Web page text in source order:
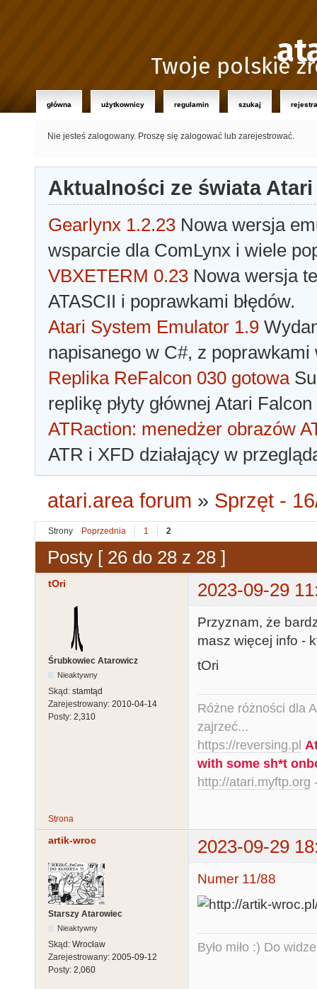
Twoje polskie
główna użytkownicy regulamin szukaj
Nie jesteś zalogowany. Proszę się zalogować lub zarejestrować.
Aktualności ze świata Atari
Gearlynx 1.2.23 Nowa wersja
wsparcie dla ComLynx i wiele
VBXETERM 0.23 Nowa wersja
ATASCII i poprawkami błędów.
Atari System Emulator 1.9
napisanego w C#, z poprawkami
Replika ReFalcon 030 gotowa
replikę płyty głównej Atari
ATRaction: menedżer obrazów
ATR i XFD działający w
atari.area forum » Sprzęt -
Strony Poprzednia 1 2
Posty [ 26 do 28 z 28 ]
tOri 2023-09-29
Śrubkowiec Atarowicz
Nieaktywny
Skąd: stamtąd
Zarejestrowany: 2010-04-14
Posty: 2,310
Przyznam, że
masz więcej info -
tOri
Różne różności dla
zajrzeć...
https://reversing.pl
with some sh*t
http://atari.myftp.org
Strona
artik-wroc 2023-09-29
Starszy Atarowiec
Nieaktywny
Skąd: Wrocław
Zarejestrowany: 2005-09-12
Posty: 2,060
Numer 11/88
Było miło :) Do